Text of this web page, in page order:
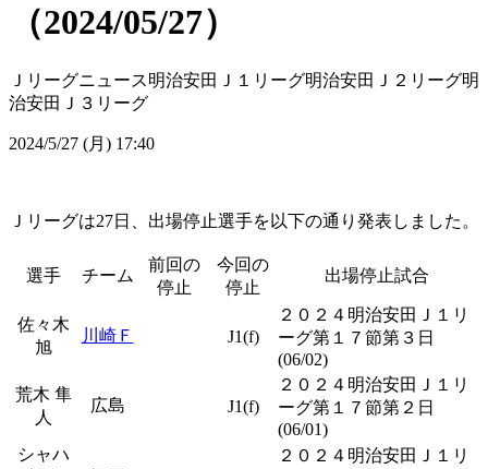
（2024/05/27）
Ｊリーグニュース明治安田Ｊ１リーグ明治安田Ｊ２リーグ明
治安田Ｊ３リーグ
2024/5/27 (月) 17:40
Ｊリーグは27日、出場停止選手を以下の通り発表しました。
選手 チーム
前回の
停止
今回の
停止
出場停止試合
佐々木
旭
川崎Ｆ J1(f)
２０２４明治安田Ｊ１リ
ーグ第１７節第３日
(06/02)
荒木 隼
人
広島 J1(f)
２０２４明治安田Ｊ１リ
ーグ第１７節第２日
(06/01)
シャハ
２０２４明治安田Ｊ１リ